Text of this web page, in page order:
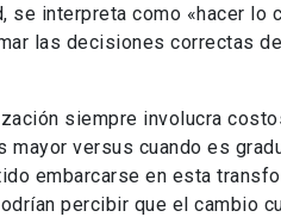
se interpreta como «hacer lo
las decisiones correctas
siempre involucra
versus cuando es
embarcarse en esta
percibir que el cambio